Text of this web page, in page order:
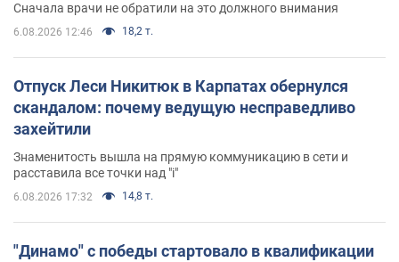
Сначала врачи не обратили на это должного внимания
6.08.2026 12:46 18,2 т.
Отпуск Леси Никитюк в Карпатах обернулся
скандалом: почему ведущую несправедливо
захейтили
Знаменитость вышла на прямую коммуникацию в сети и
расставила все точки над "i"
6.08.2026 17:32 14,8 т.
"Динамо" с победы стартовало в квалификации